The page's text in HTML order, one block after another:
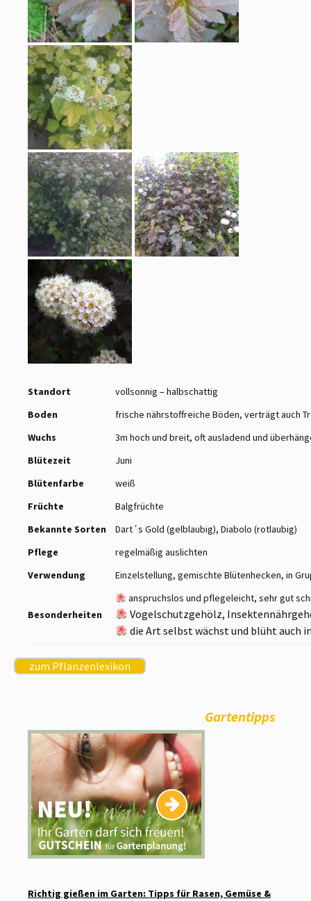
Standort
vollsonnig – halbschattig
Boden
frische nährstoffreiche Böden, verträgt auch
Wuchs
3m hoch und breit, oft ausladend und
Blütezeit
Juni
Blütenfarbe
weiß
Früchte
Balgfrüchte
Bekannte Sorten
Dart´s Gold (gelblaubig), Diabolo (rotlaubig)
Pflege
regelmäßig auslichten
Verwendung
Einzelstellung, gemischte Blütenhecken, in
Besonderheiten
anspruchslos und pflegeleicht, sehr gut
Vogelschutzgehölz,
die Art selbst wächst und blüht auch
zum Pflanzenlexikon
Gartentipps
Richtig gießen im Garten: Tipps für Rasen, Gemüse &